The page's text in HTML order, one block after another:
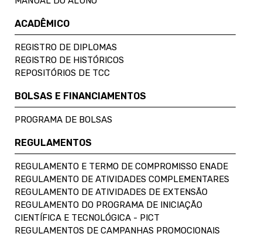
ACADÊMICO
REGISTRO DE DIPLOMAS
REGISTRO DE HISTÓRICOS
REPOSITÓRIOS DE TCC
BOLSAS E FINANCIAMENTOS
PROGRAMA DE BOLSAS
REGULAMENTOS
REGULAMENTO E TERMO DE COMPROMISSO ENADE
REGULAMENTO DE ATIVIDADES COMPLEMENTARES
REGULAMENTO DE ATIVIDADES DE EXTENSÃO
REGULAMENTO DO PROGRAMA DE INICIAÇÃO
CIENTÍFICA E TECNOLÓGICA - PICT
REGULAMENTOS DE CAMPANHAS PROMOCIONAIS